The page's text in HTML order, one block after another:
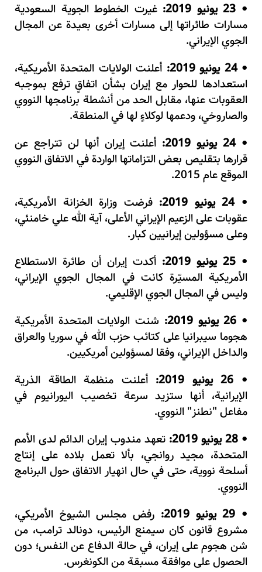
• 23 يونيو 2019:
غيرت الخطوط الجوية السعودية
مسارات طائراتها إلى مسارات أخرى بعيدة عن المجال
الجوي الإيراني.
•24 يونيو 2019:
أعلنت الولايات المتحدة الأمريكية،
استعدادها للحوار مع إيران بشأن اتفاقٍ ترفع بموجبه
العقوبات عنها، مقابل الحد من أنشطة برنامجها النووي
والصاروخي، ودعمها لوكلاءٍ لها في المنطقة.
•24 يونيو 2019:
أعلنت إيران أنها لن تتراجع عن
قرارها بتقليص بعض التزاماتها الواردة في الاتفاق النووي
الموقع عام 2015.
•24 يونيو 2019:
فرضت وزارة الخزانة الأمريكية،
عقوبات على الزعيم الإيراني الأعلى، آية الله علي خامنئي،
وعلى مسؤولين إيرانيين كبار.
• 25 يونيو 2019:
أكدت إيران أن طائرة الاستطلاع
الأمريكية المسيّرة كانت في المجال الجوي الإيراني،
وليس في المجال الجوي الإقليمي.
• 26 يونيو 2019:
شنت الولايات المتحدة الأمريكية
هجوما سيبرانيا على كتائب حزب الله في سوريا والعراق
والداخل الإيراني، وفقا لمسؤولين أمريكيين.
• 26 يونيو 2019:
أعلنت منظمة الطاقة الذرية
الإيرانية، أنها ستزيد سرعة تخصيب اليورانيوم في
مفاعل "نطنز" النووي.
• 28 يونيو 2019:
تعهد مندوب إيران الدائم لدى الأمم
المتحدة، مجيد روانجي، بألا تعمل بلاده على إنتاج
أسلحة نووية، حتى في حال انهيار الاتفاق حول البرنامج
النووي.
• 29 يونيو 2019:
رفض مجلس الشيوخ الأمريكي،
مشروع قانون كان سيمنع الرئيس، دونالد ترامب، من
شن هجوم على إيران، في حالة الدفاع عن النفس؛ دون
الحصول على موافقة مسبقة من الكونغرس.